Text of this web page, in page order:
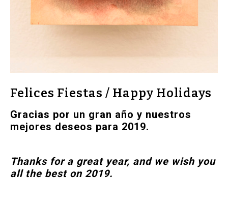
Felices Fiestas / Happy Holidays
Gracias por un gran año y nuestros
mejores deseos para 2019.
Thanks for a great year, and we wish you
all the best on 2019.